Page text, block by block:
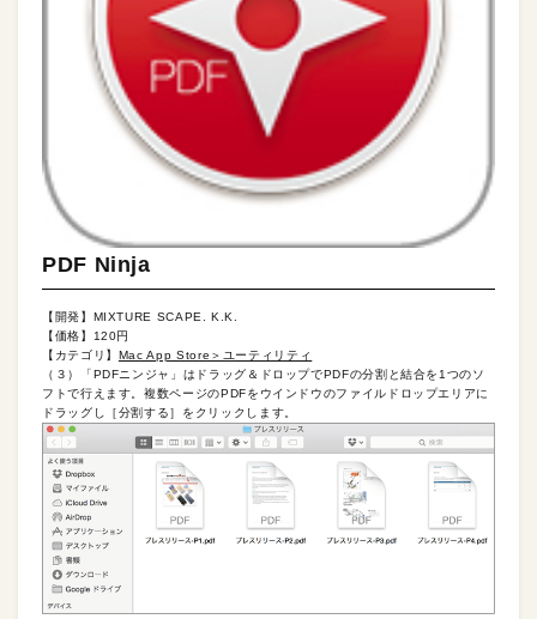
PDF Ninja
【開発】MIXTURE SCAPE. K.K.
【価格】120円
【カテゴリ】 Mac App Store＞ユーティリティ
（３）「PDFニンジャ」はドラッグ＆ドロップでPDFの分割と結合を1つのソ
フトで行えます。複数ページのPDFをウインドウのファイルドロップエリアに
ドラッグし［分割する］をクリックします。